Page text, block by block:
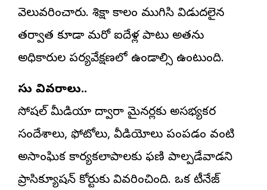
వెలువరించారు. శిక్షా కాలం ముగిసి విడుదలైన
తర్వాత కూడా మరో ఐదేళ్ల పాటు అతను
అధికారుల పర్యవేక్షణలో ఉండాల్సి ఉంటుంది.
కేసు వివరాలు..
సోషల్ మీడియా ద్వారా మైనర్లకు అసభ్యకర
సందేశాలు, ఫోటోలు, వీడియోలు పంపడం వంటి
అసాంఘిక కార్యకలాపాలకు ఫణి పాల్పడేవాడని
ప్రాసిక్యూషన్ కోర్టుకు వివరించింది. ఒక టీనేజ్